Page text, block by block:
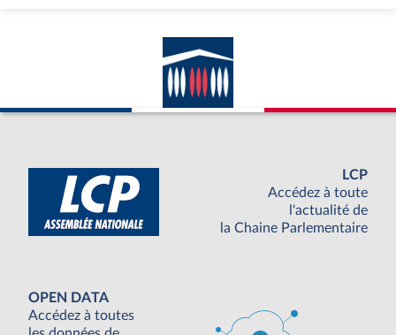
LCP
Accédez à toute
l'actualité de
la Chaine Parlementaire
OPEN DATA
Accédez à toutes